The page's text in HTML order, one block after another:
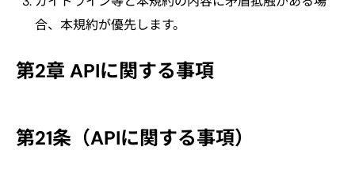
合、本規約が優先します。
第2章 APIに関する事項
第21条（APIに関する事項）